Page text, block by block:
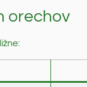
orechov